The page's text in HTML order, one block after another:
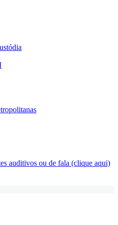
auditivos ou de fala (clique aqui)